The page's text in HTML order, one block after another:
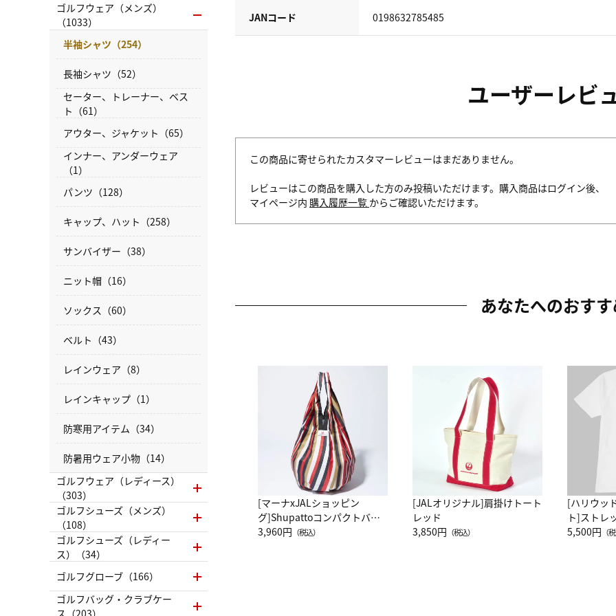
JANコード 0198632785485
ユーザーレビ
この商品に寄せられたカスタマーレビューはまだありません。
レビューはこの商品を購入した方のみ投稿いただけます。購入商品はログイン後、
マイページ内 購入履歴一覧 からご確認いただけます。
あなたへのおす
[マーナxJALショッピン
グ]Shupattoコンパクトバッ
グ Drop JAL客室乗務員
3,960円 （税込）
[JALオリジナル]肩掛けトート
レッド
3,850円 （税込）
[ハリウッ
ト]ストレ
ーネック
5,500円 （
ゴルフウェア（メンズ）
（1033）
半袖シャツ（254）
長袖シャツ（52）
セーター、トレーナー、ベス
ト（61）
アウター、ジャケット（65）
インナー、アンダーウェア
（1）
パンツ（128）
キャップ、ハット（258）
サンバイザー（38）
ニット帽（16）
ソックス（60）
ベルト（43）
レインウェア（8）
レインキャップ（1）
防寒用アイテム（34）
防暑用ウェア小物（14）
ゴルフウェア（レディース）
（303）
ゴルフシューズ（メンズ）
（108）
ゴルフシューズ（レディー
ス）（34）
ゴルフグローブ（166）
ゴルフバッグ・クラブケー
ス（203）